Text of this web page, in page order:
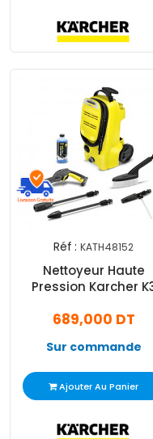
Réf : KATH48152
Nettoyeur Haute
Pression Karcher
205.0
689,000 DT
Sur commande
Ajouter Au Panier